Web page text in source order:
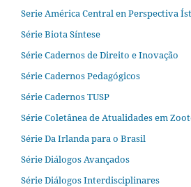
Serie América Central en Perspectiva
Série Biota Síntese
Série Cadernos de Direito e Inovação
Série Cadernos Pedagógicos
Série Cadernos TUSP
Série Coletânea de Atualidades em
Série Da Irlanda para o Brasil
Série Diálogos Avançados
Série Diálogos Interdisciplinares